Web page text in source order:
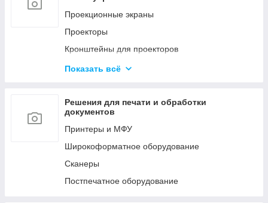
Мобильные стойки
Кронштейны для видео стен и
Конференц-системы
Проекционные экраны
Проекторы
Кронштейны для проекторов
Офисные доски
Показать всё
Решения для печати и обработки
документов
Принтеры и МФУ
Широкоформатное оборудование
Сканеры
Постпечатное оборудование